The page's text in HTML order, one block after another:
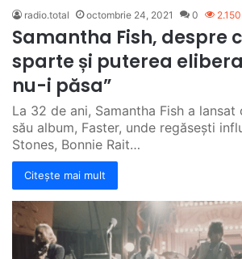
radio.total octombrie 24, 2021 0 2.150
Samantha Fish, despre
sparte și puterea
nu-i păsa”
La 32 de ani, Samantha Fish a
său album, Faster, unde regăsești
Stones, Bonnie Rait…
Citește mai mult